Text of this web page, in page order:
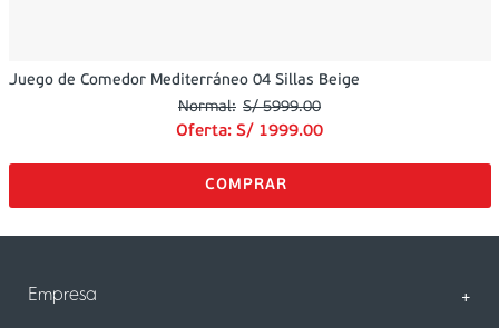
Juego de Comedor Mediterráneo 04 Sillas Beige
S/ 5999.00
Oferta: S/ 1999.00
Empresa +